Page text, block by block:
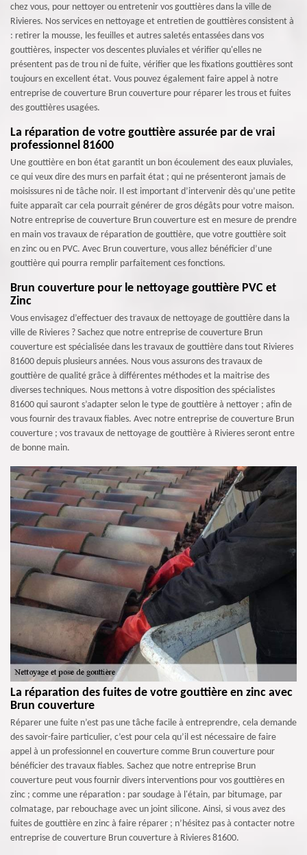
chez vous, pour nettoyer ou entretenir vos gouttières dans la ville de
Rivieres. Nos services en nettoyage et entretien de gouttières consistent à
: retirer la mousse, les feuilles et autres saletés entassées dans vos
gouttières, inspecter vos descentes pluviales et vérifier qu'elles ne
présentent pas de trou ni de fuite, vérifier que les fixations gouttières sont
toujours en excellent état. Vous pouvez également faire appel à notre
entreprise de couverture Brun couverture pour réparer les trous et fuites
des gouttières usagées.
La réparation de votre gouttière assurée par de vrai
professionnel 81600
Une gouttière en bon état garantit un bon écoulement des eaux pluviales,
ce qui veux dire des murs en parfait état ; qui ne présenteront jamais de
moisissures ni de tâche noir. Il est important d’intervenir dès qu’une petite
fuite apparaît car cela pourrait générer de gros dégâts pour votre maison.
Notre entreprise de couverture Brun couverture est en mesure de prendre
en main vos travaux de réparation de gouttière, que votre gouttière soit
en zinc ou en PVC. Avec Brun couverture, vous allez bénéficier d’une
gouttière qui pourra remplir parfaitement ces fonctions.
Brun couverture pour le nettoyage gouttière PVC et
Zinc
Vous envisagez d’effectuer des travaux de nettoyage de gouttière dans la
ville de Rivieres ? Sachez que notre entreprise de couverture Brun
couverture est spécialisée dans les travaux de gouttière dans tout Rivieres
81600 depuis plusieurs années. Nous vous assurons des travaux de
gouttière de qualité grâce à différentes méthodes et la maitrise des
diverses techniques. Nous mettons à votre disposition des spécialistes
81600 qui sauront s’adapter selon le type de gouttière à nettoyer ; afin de
vous fournir des travaux fiables. Avec notre entreprise de couverture Brun
couverture ; vos travaux de nettoyage de gouttière à Rivieres seront entre
de bonne main.
La réparation des fuites de votre gouttière en zinc avec
Brun couverture
Réparer une fuite n’est pas une tâche facile à entreprendre, cela demande
des savoir-faire particulier, c’est pour cela qu’il est nécessaire de faire
appel à un professionnel en couverture comme Brun couverture pour
bénéficier des travaux fiables. Sachez que notre entreprise Brun
couverture peut vous fournir divers interventions pour vos gouttières en
zinc ; comme une réparation : par soudage à l'étain, par bitumage, par
colmatage, par rebouchage avec un joint silicone. Ainsi, si vous avez des
fuites de gouttière en zinc à faire réparer ; n’hésitez pas à contacter notre
entreprise de couverture Brun couverture à Rivieres 81600.